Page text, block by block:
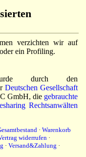
verzichten wir auf
ein Profiling.
durch den
Deutschen Gesellschaft
GmbH, die gebrauchte
Rechtsanwälten
· Warenkorb
widerrufen ·
· Versand&Zahlung ·